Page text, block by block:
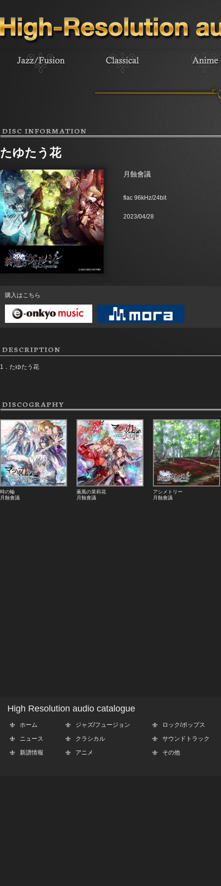
DISC INFORMATION
たゆたう花
月蝕會議
flac 96kHz/24bit
2023/04/28
購入はこちら
DESCRIPTION
1．たゆたう花
DISCOGRAPHY
時の輪
月蝕會議
薫風の茉莉花
月蝕會議
アシメトリー
月蝕會議
High Resolution audio catalogue
ホーム
ニュース
新譜情報
ジャズ/フュージョン
クラシカル
アニメ
ロック/ポップス
サウンドトラック
その他